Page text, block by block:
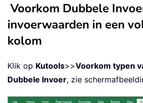
Voorkom Dubbele
invoerwaarden in een
kolom
Klik op Kutools>>Voorkom typen
Dubbele Invoer, zie